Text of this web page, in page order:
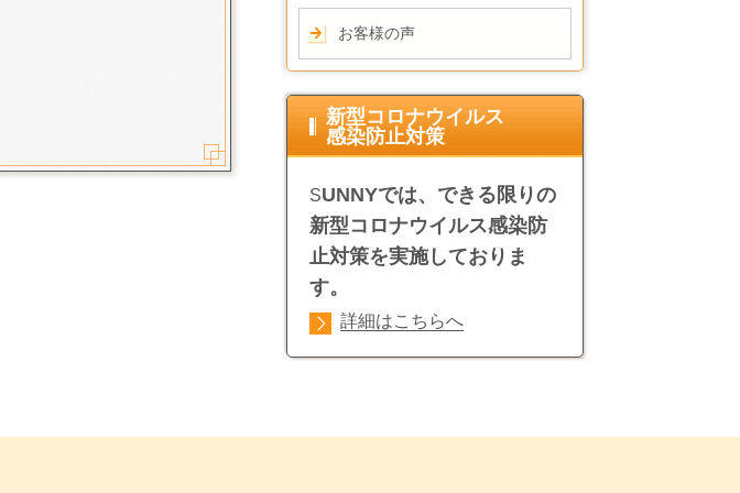
お客様の声
新型コロナウイルス
感染防止対策
SUNNYでは、できる限りの
新型コロナウイルス感染防
止対策を実施しておりま
す。
詳細はこちらへ